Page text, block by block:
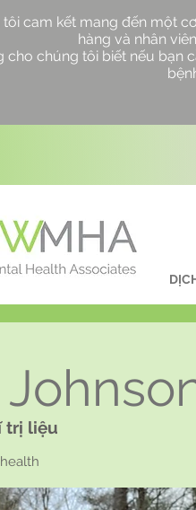
tôi cam kết mang đến một
hàng và nhân
cho chúng tôi biết nếu bạn
trị liệu